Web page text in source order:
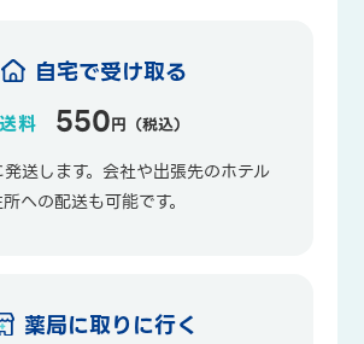
自宅で受け取る
送料 550円（税込）
送します。会社や出張先のホテル
への配送も可能です。
薬局に取りに行く